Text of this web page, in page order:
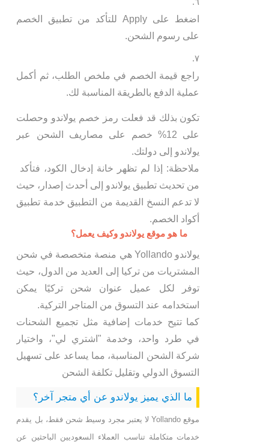
اضغط على Apply للتأكد من تطبيق الخصم
على رسوم الشحن.
راجع قيمة الخصم في ملخص الطلب، ثم أكمل
عملية الدفع بالطريقة المناسبة لك.
تكون بذلك قد فعلت رمز خصم يولاندو وحصلت
على 12% خصم على مصاريف الشحن عبر
يولاندو إلى دولتك.
ملاحظة: إذا لم تظهر خانة إدخال الكود، فتأكد
من تحديث تطبيق يولاندو إلى أحدث إصدار، حيث
لا تدعم النسخ القديمة من التطبيق خدمة تطبيق
أكواد الخصم.
ما هو موقع يولاندو وكيف يعمل؟
يولاندو Yollando هي منصة متخصصة في شحن
المشتريات من تركيا إلى العديد من الدول، حيث
توفر لكل عميل عنوان شحن تركيًا يمكن
استخدامه عند التسوق من المتاجر التركية.
كما تتيح خدمات إضافية مثل تجميع الشحنات
في طرد واحد، وخدمة "اشتري لي"، واختيار
شركة الشحن المناسبة، مما يساعد على تسهيل
التسوق الدولي وتقليل تكلفة الشحن
ما الذي يميز يولاندو عن أي متجر آخر؟
موقع Yollando لا يعتبر مجرد وسيط شحن فقط، بل يقدم
خدمات متكاملة تناسب العملاء السعوديين الباحثين عن